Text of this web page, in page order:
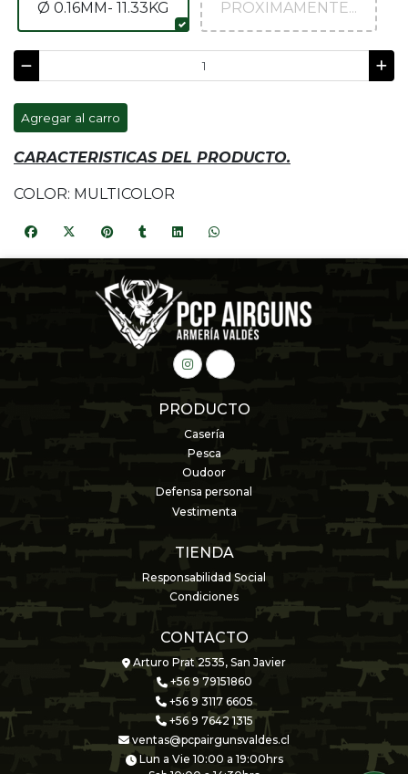
Ø 0.16MM- 11.33KG PROXIMAMENTE...
Agregar al carro
CARACTERISTICAS DEL PRODUCTO.
COLOR: MULTICOLOR
PRODUCTO
Casería
Pesca
Oudoor
Defensa personal
Vestimenta
TIENDA
Responsabilidad Social
Condiciones
CONTACTO
Arturo Prat 2535, San Javier
+56 9 79151860
+56 9 3117 6605
+56 9 7642 1315
ventas@pcpairgunsvaldes.cl
Lun a Vie 10:00 a 19:00hrs